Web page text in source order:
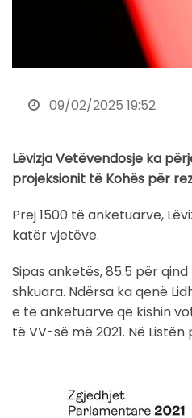
09/02/2025 19:52
Lëvizja Vetëvendosje ka
projeksionit të Kohës për
Prej 1500 të anketuarve,
katër vjetëve.
Sipas anketës, 85.5 për
shkuara. Ndërsa ka qenë
e të anketuarve që kishin
të VV-së më 2021. Në